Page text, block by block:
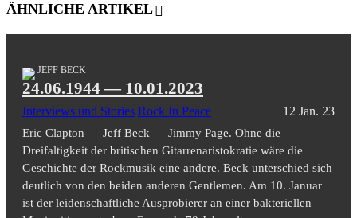
ÄHNLICHE ARTIKEL
JEFF BECK
24.06.1944 — 10.01.2023
Interviews und Stories Rock In Peace 12 Jan. 23
Eric Clapton — Jeff Beck — Jimmy Page. Ohne die
Dreifaltigkeit der britischen Gitarrenaristokratie wäre die
Geschichte der Rockmusik eine andere. Beck unterschied sich
deutlich von den beiden anderen Gentlemen. Am 10. Januar
ist der leidenschaftliche Ausprobierer an einer bakteriellen